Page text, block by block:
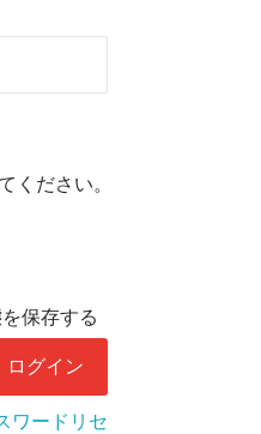
ください。
保存する
ワードリセ